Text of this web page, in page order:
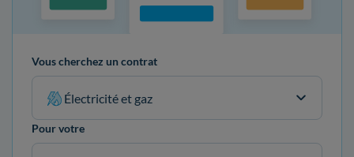
Vous cherchez un contrat
Électricité et gaz
Pour votre